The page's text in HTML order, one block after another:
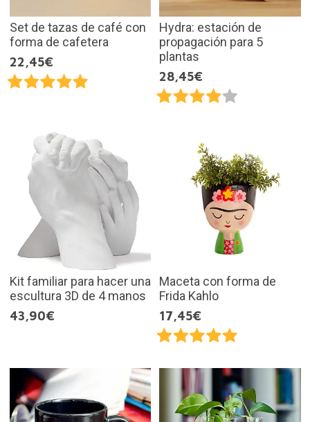
Set de tazas de café con
forma de cafetera
22,45€
Hydra: estación de
propagación para 5
plantas
28,45€
Kit familiar para hacer una
escultura 3D de 4 manos
43,90€
Maceta con forma de
Frida Kahlo
17,45€